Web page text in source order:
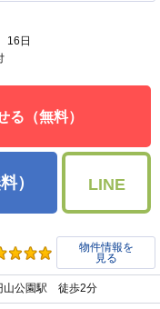
16日
る（無料）
） LINE
物件情報を
見る
山公園駅 徒歩2分